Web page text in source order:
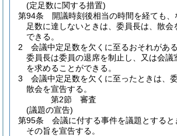
(定足数に関する措置)
第94条
開議時刻後相当の時間を経ても
足数に達しないときは、委員長は、散会
できる。
2
会議中定足数を欠くに至るおそれがあ
委員長は委員の退席を制止し、又は会議
を求めることができる。
3
会議中定足数を欠くに至ったときは、
散会を宣告する。
第2節
審査
(議題の宣告)
第95条
会議に付する事件を議題とすると
その旨を宣告する。